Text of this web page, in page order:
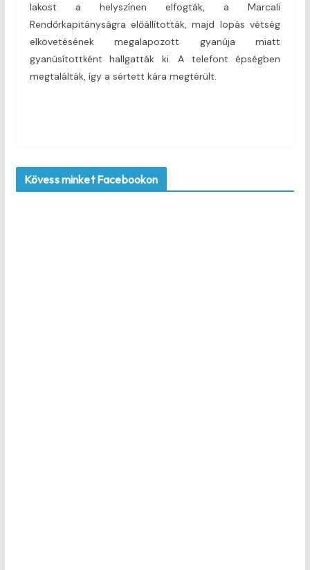
lakost a helyszínen elfogták, a Marcali
Rendőrkapitányságra előállították, majd lopás vétség
elkövetésének megalapozott gyanúja miatt
gyanúsítottként hallgatták ki. A telefont épségben
megtalálták, így a sértett kára megtérült.
Kövess minket Facebookon